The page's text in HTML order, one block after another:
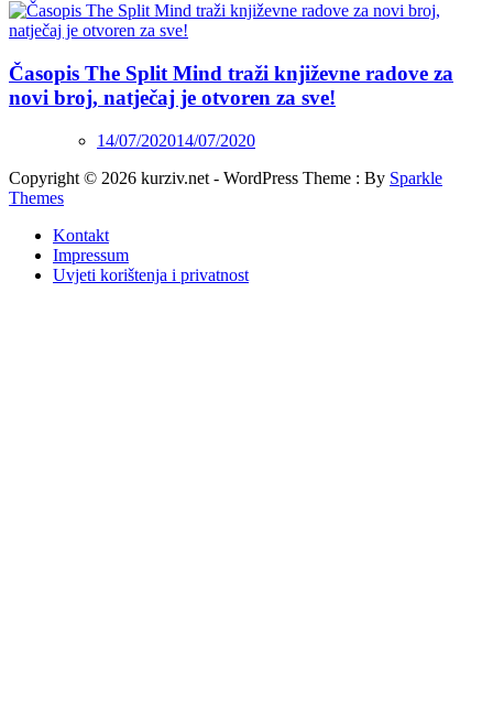
Časopis The Split Mind traži književne radove za
novi broj, natječaj je otvoren za sve!
14/07/202014/07/2020
Copyright © 2026 kurziv.net - WordPress Theme : By Sparkle
Themes
Kontakt
Impressum
Uvjeti korištenja i privatnost